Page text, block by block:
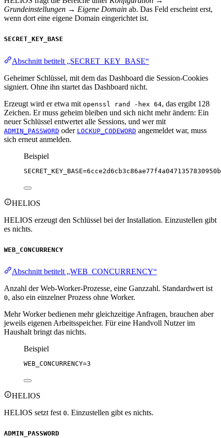
Grundeinstellungen → Eigene Domain ab. Das Feld erscheint erst,
wenn dort eine eigene Domain eingerichtet ist.
SECRET_KEY_BASE
Abschnitt betitelt „SECRET_KEY_BASE“
Geheimer Schlüssel, mit dem das Dashboard die Session-Cookies
signiert. Ohne ihn startet das Dashboard nicht.
Erzeugt wird er etwa mit openssl rand -hex 64, das ergibt 128
Zeichen. Er muss geheim bleiben und sich nicht mehr ändern: Ein
neuer Schlüssel entwertet alle Sessions, und wer mit
ADMIN_PASSWORD oder LOCKUP_CODEWORD angemeldet war, muss
sich erneut anmelden.
Beispiel
SECRET_KEY_BASE
HELIOS
HELIOS erzeugt den Schlüssel bei der Installation. Einzustellen gibt
es nichts.
WEB_CONCURRENCY
Abschnitt betitelt „WEB_CONCURRENCY“
Anzahl der Web-Worker-Prozesse, eine Ganzzahl. Standardwert ist
0, also ein einzelner Prozess ohne Worker.
Mehr Worker bedienen mehr gleichzeitige Anfragen, brauchen aber
jeweils eigenen Arbeitsspeicher. Für eine Handvoll Nutzer im
Haushalt bringt das nichts.
Beispiel
WEB_CONCURRENCY=3
HELIOS
HELIOS setzt fest 0. Einzustellen gibt es nichts.
ADMIN_PASSWORD